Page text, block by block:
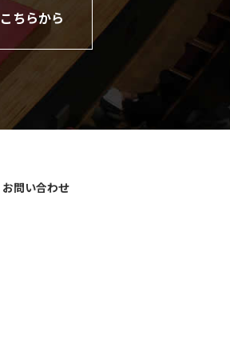
こちらから
お問い合わせ